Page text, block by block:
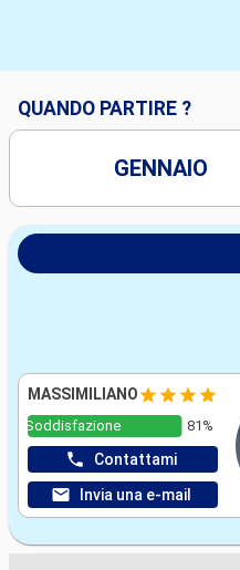
QUANDO PARTIRE ?
GENNAIO
MASSIMILIANO
Soddisfazione 81%
Contattami
Invia una e-mail